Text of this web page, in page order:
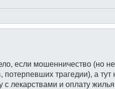
если мошенничество (но
потерпевших трагедии), а тут
с лекарствами и оплату